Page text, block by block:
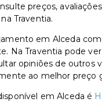
preços,
Traventia.
em Alceda
Na Traventia pode
opiniões de outros
ao melhor preço
em Alceda é